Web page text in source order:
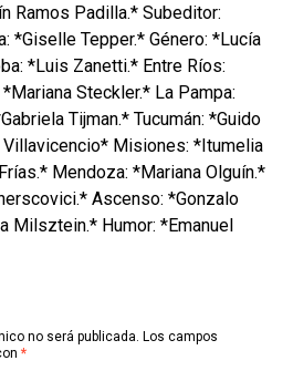
Ramos Padilla.* Subeditor:
*Giselle Tepper.* Género: *Lucía
*Luis Zanetti.* Entre Ríos:
Steckler.* La Pampa:
Tijman.* Tucumán: *Guido
Villavicencio* Misiones: *Itumelia
Mendoza: *Mariana Olguín.*
Ascenso: *Gonzalo
Milsztein.* Humor: *Emanuel
no será publicada. Los campos
*